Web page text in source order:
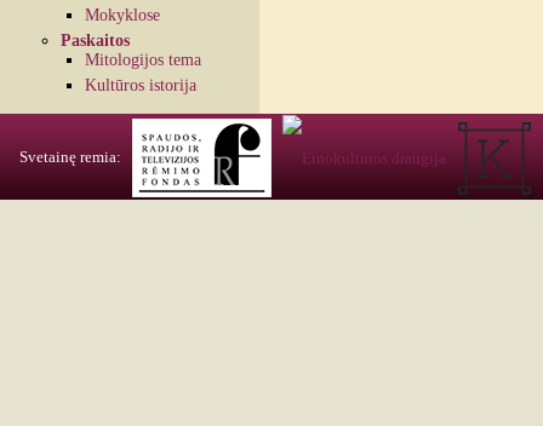
Mokyklose
Paskaitos
Mitologijos tema
Kultūros istorija
Svetainę remia: